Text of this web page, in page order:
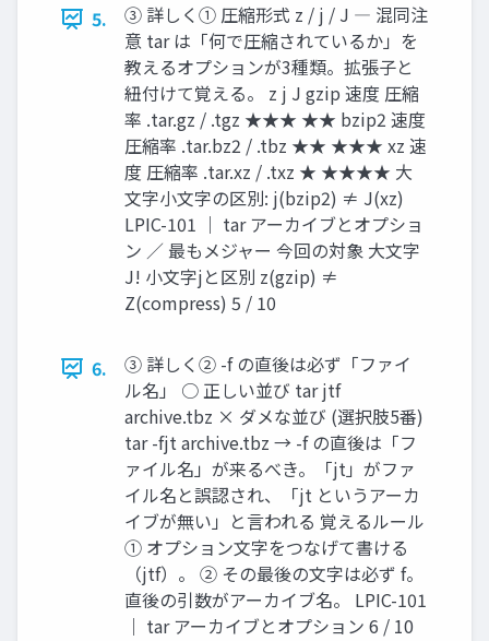
5.
③ 詳しく① 圧縮形式 z / j / J ― 混同注
意 tar は「何で圧縮されているか」を
教えるオプションが3種類。拡張子と
紐付けて覚える。 z j J gzip 速度 圧縮
率 .tar.gz / .tgz ★★★ ★★ bzip2 速度
圧縮率 .tar.bz2 / .tbz ★★ ★★★ xz 速
度 圧縮率 .tar.xz / .txz ★ ★★★★ 大
文字小文字の区別: j(bzip2) ≠ J(xz)
LPIC-101 ｜ tar アーカイブとオプショ
ン ／ 最もメジャー 今回の対象 大文字
J! 小文字jと区別 z(gzip) ≠
Z(compress) 5 / 10
6.
③ 詳しく② -f の直後は必ず「ファイ
ル名」 ○ 正しい並び tar jtf
archive.tbz × ダメな並び (選択肢5番)
tar -fjt archive.tbz → -f の直後は「フ
ァイル名」が来るべき。「jt」がファ
イル名と誤認され、「jt というアーカ
イブが無い」と言われる 覚えるルール
① オプション文字をつなげて書ける
（jtf）。 ② その最後の文字は必ず f。
直後の引数がアーカイブ名。 LPIC-101
｜ tar アーカイブとオプション 6 / 10